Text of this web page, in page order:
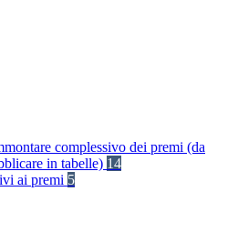
complessivo dei premi (da
in tabelle) 14
ai premi 5